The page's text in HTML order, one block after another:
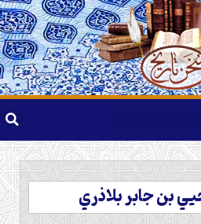
بن جابر بلاذري